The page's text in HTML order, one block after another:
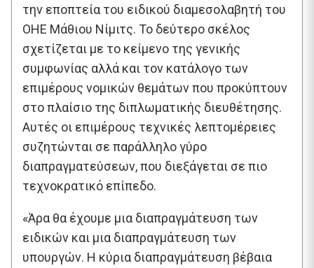
την εποπτεία του ειδικού διαμεσολαβητή του
ΟΗΕ Μάθιου Νίμιτς. Το δεύτερο σκέλος
σχετίζεται με το κείμενο της γενικής
συμφωνίας αλλά και τον κατάλογο των
επιμέρους νομικών θεμάτων που προκύπτουν
στο πλαίσιο της διπλωματικής διευθέτησης.
Αυτές οι επιμέρους τεχνικές λεπτομέρειες
συζητώνται σε παράλληλο γύρο
διαπραγματεύσεων, που διεξάγεται σε πιο
τεχνοκρατικό επίπεδο.
«Άρα θα έχουμε μια διαπραγμάτευση των
ειδικών και μια διαπραγμάτευση των
υπουργών. Η κύρια διαπραγμάτευση βέβαια